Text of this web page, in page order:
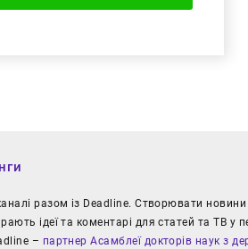
разом із Deadline. Створювати
ідеї та коментарі для статей та ТВ у
– партнер Асамблеї докторів наук з